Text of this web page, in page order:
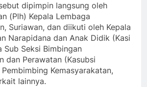
dipimpin langsung oleh
(Plh) Kepala Lembaga
Suriawan, dan diikuti oleh Kepala
Narapidana dan Anak Didik (Kasi
Sub Seksi Bimbingan
dan Perawatan (Kasubsi
Kemasyarakatan,
lainnya.